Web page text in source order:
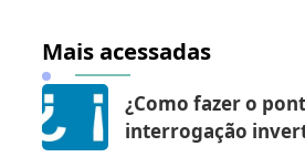
Mais acessadas
¿Como fazer o
interrogação